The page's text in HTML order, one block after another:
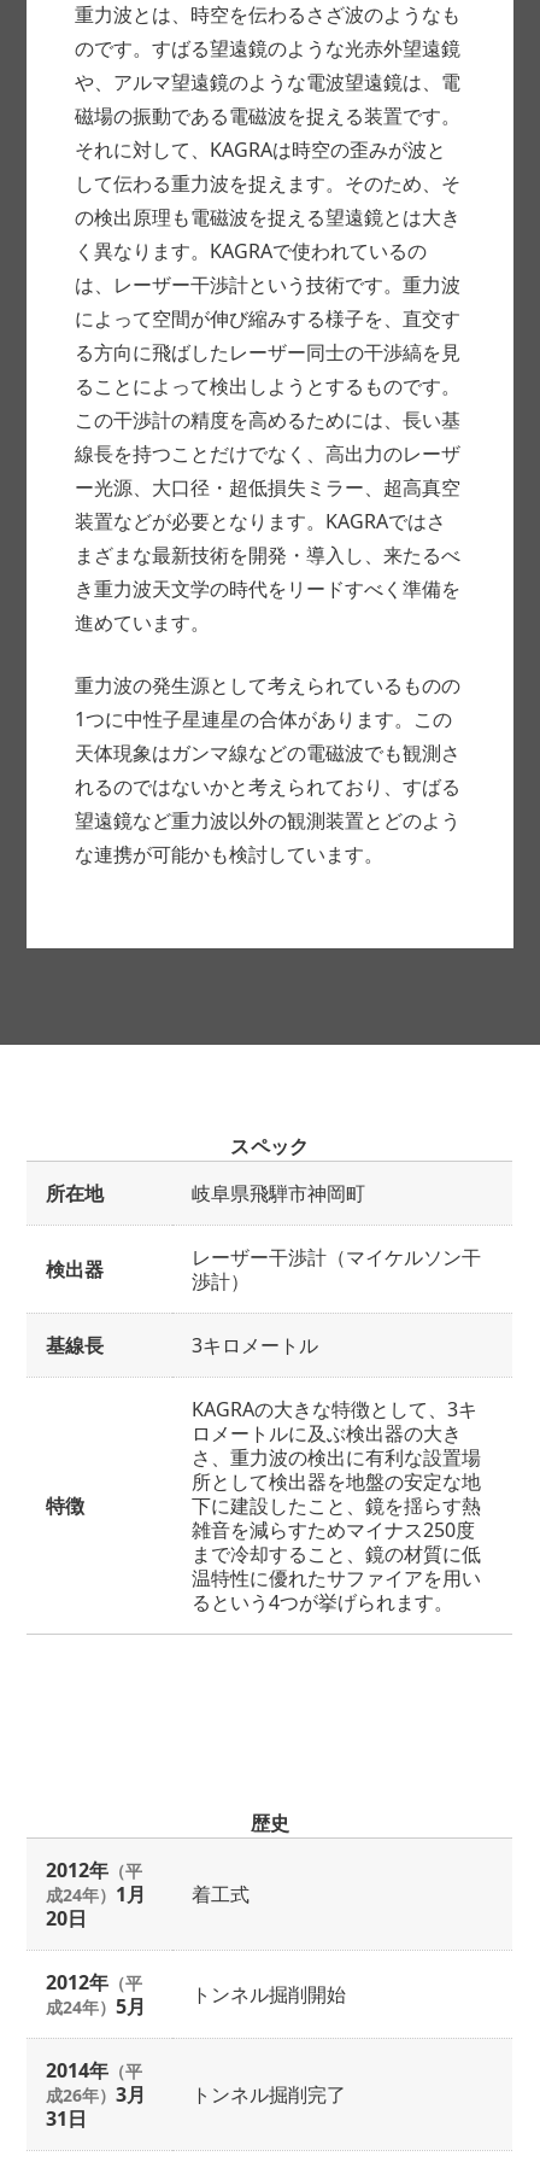
重力波とは、時空を伝わるさざ波のようなも
のです。すばる望遠鏡のような光赤外望遠鏡
や、アルマ望遠鏡のような電波望遠鏡は、電
磁場の振動である電磁波を捉える装置です。
それに対して、KAGRAは時空の歪みが波と
して伝わる重力波を捉えます。そのため、そ
の検出原理も電磁波を捉える望遠鏡とは大き
く異なります。KAGRAで使われているの
は、レーザー干渉計という技術です。重力波
によって空間が伸び縮みする様子を、直交す
る方向に飛ばしたレーザー同士の干渉縞を見
ることによって検出しようとするものです。
この干渉計の精度を高めるためには、長い基
線長を持つことだけでなく、高出力のレーザ
ー光源、大口径・超低損失ミラー、超高真空
装置などが必要となります。KAGRAではさ
まざまな最新技術を開発・導入し、来たるべ
き重力波天文学の時代をリードすべく準備を
進めています。
重力波の発生源として考えられているものの
1つに中性子星連星の合体があります。この
天体現象はガンマ線などの電磁波でも観測さ
れるのではないかと考えられており、すばる
望遠鏡など重力波以外の観測装置とどのよう
な連携が可能かも検討しています。
スペック
所在地
岐阜県飛騨市神岡町
検出器
レーザー干渉計（マイケルソン干
渉計）
基線長 3キロメートル
特徴
KAGRAの大きな特徴として、3キ
ロメートルに及ぶ検出器の大き
さ、重力波の検出に有利な設置場
所として検出器を地盤の安定な地
下に建設したこと、鏡を揺らす熱
雑音を減らすためマイナス250度
まで冷却すること、鏡の材質に低
温特性に優れたサファイアを用い
るという4つが挙げられます。
歴史
2012年 （平
成24年） 1月
20日
着工式
2012年 （平
成24年）5月 トンネル掘削開始
2014年 （平
成26年）3月
31日
トンネル掘削完了